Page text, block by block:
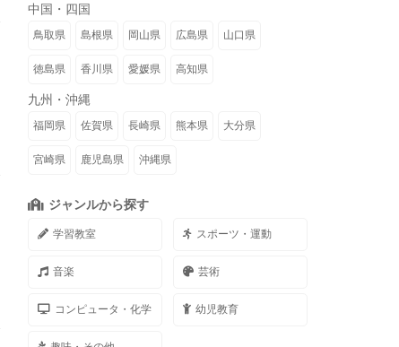
中国・四国
鳥取県 島根県 岡山県 広島県 山口県
徳島県 香川県 愛媛県 高知県
九州・沖縄
福岡県 佐賀県 長崎県 熊本県 大分県
宮崎県 鹿児島県 沖縄県
ジャンルから探す
学習教室 スポーツ・運動
音楽 芸術
コンピュータ・化学 幼児教育